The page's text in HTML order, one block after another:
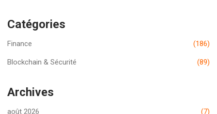
Catégories
Finance (186)
Blockchain & Sécurité (89)
Archives
août 2026 (7)